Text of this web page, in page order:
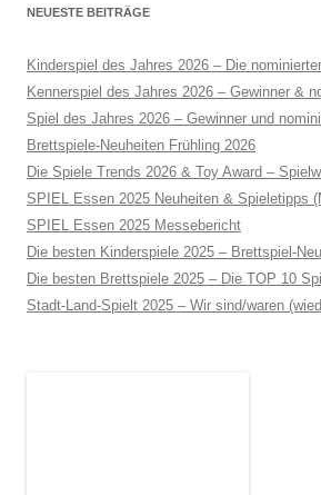
NEUESTE BEITRÄGE
Kinderspiel des Jahres 2026 – Die
Kennerspiel des Jahres 2026 – Gewinner &
Spiel des Jahres 2026 – Gewinner und
Brettspiele-Neuheiten Frühling 2026
Die Spiele Trends 2026 & Toy Award –
SPIEL Essen 2025 Neuheiten & Spieletipps
SPIEL Essen 2025 Messebericht
Die besten Kinderspiele 2025 – Brettspiel-
Die besten Brettspiele 2025 – Die TOP 10
Stadt-Land-Spielt 2025 – Wir sind/waren